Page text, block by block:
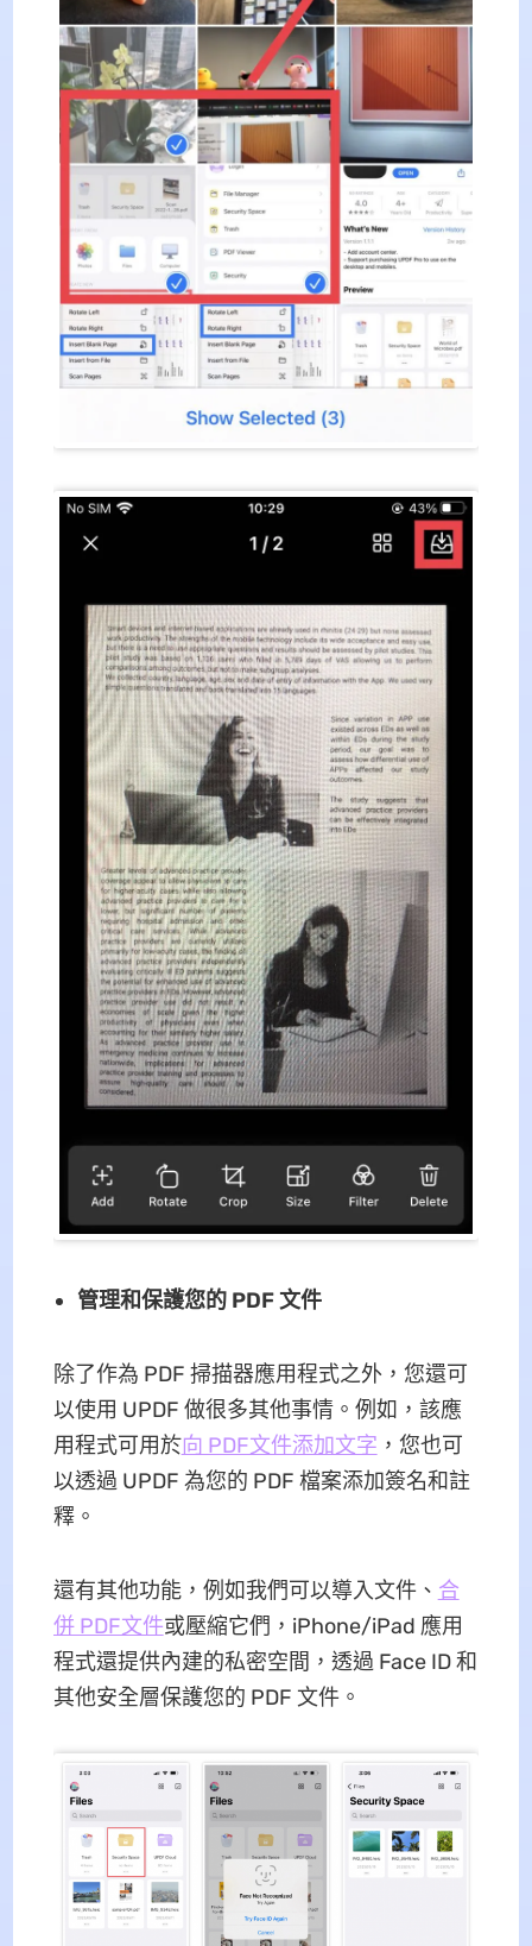
管理和保護您的 PDF 文件
除了作為 PDF 掃描器應用程式之外，您還可
以使用 UPDF 做很多其他事情。例如，該應
用程式可用於向 PDF文件添加文字 ，您也可
以透過 UPDF 為您的 PDF 檔案添加簽名和註
釋。
還有其他功能，例如我們可以導入文件、 合
併 PDF文件或壓縮它們，iPhone/iPad 應用
程式還提供內建的私密空間，透過 Face ID 和
其他安全層保護您的 PDF 文件。